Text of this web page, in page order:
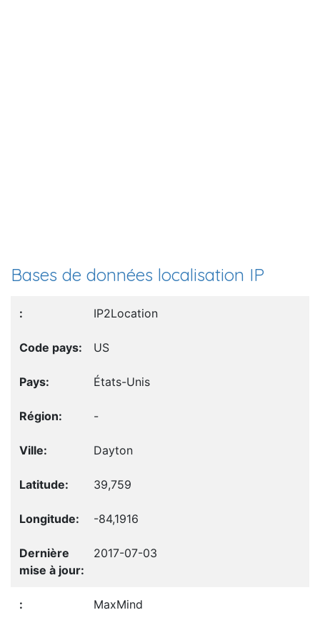
Bases de données localisation IP
IP2Location
US
États-Unis
-
Dayton
39,759
-84,1916
2017-07-03
MaxMind